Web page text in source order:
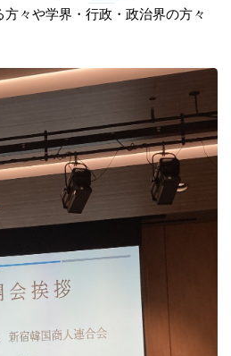
々や学界・行政・政治界の方々